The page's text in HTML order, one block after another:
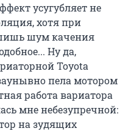
усугубляет не
хотя при
шум качения
Ну да,
Toyota
пела мотором
работа вариатора
мне небезупречной:
на зудящих